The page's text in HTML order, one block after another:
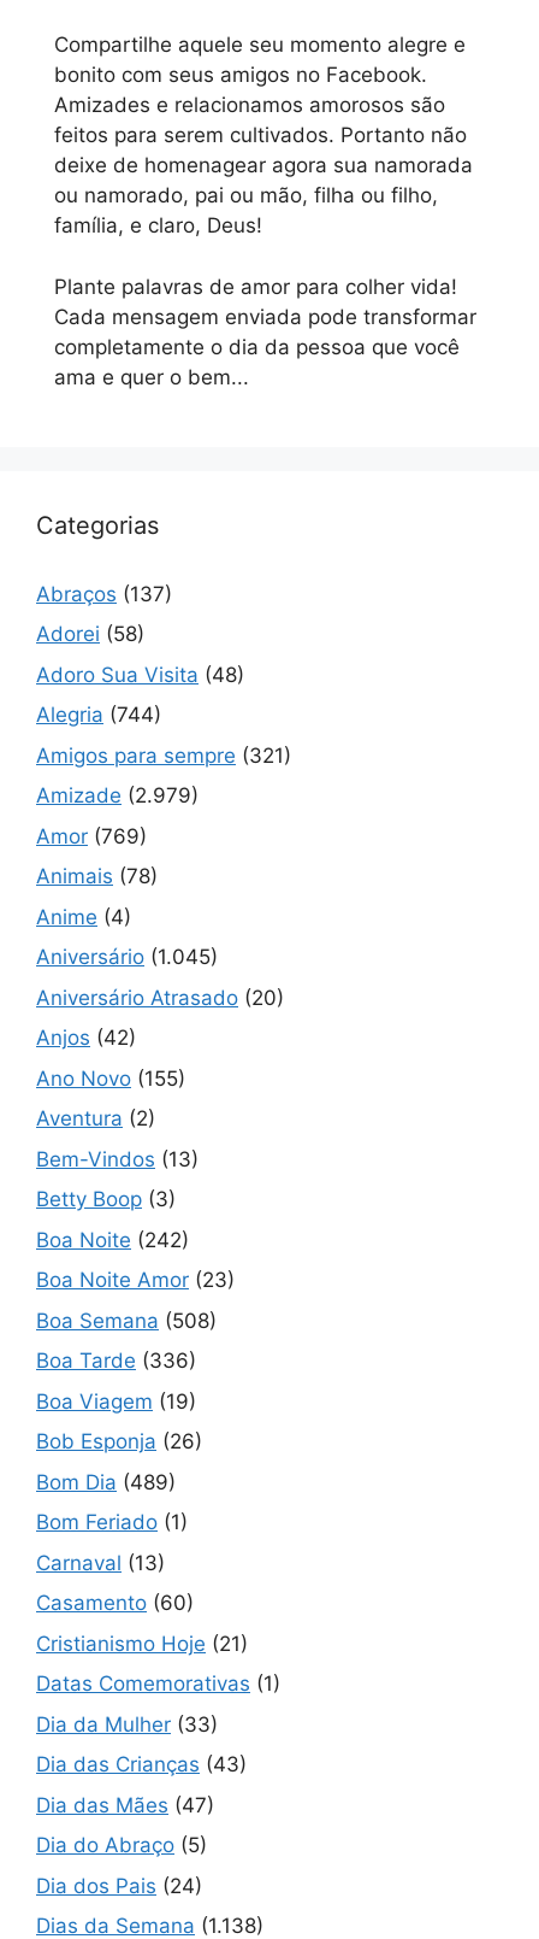
Compartilhe aquele seu momento alegre e
bonito com seus amigos no Facebook.
Amizades e relacionamos amorosos são
feitos para serem cultivados. Portanto não
deixe de homenagear agora sua namorada
ou namorado, pai ou mão, filha ou filho,
família, e claro, Deus!
Plante palavras de amor para colher vida!
Cada mensagem enviada pode transformar
completamente o dia da pessoa que você
ama e quer o bem...
Categorias
Abraços (137)
Adorei (58)
Adoro Sua Visita (48)
Alegria (744)
Amigos para sempre (321)
Amizade (2.979)
Amor (769)
Animais (78)
Anime (4)
Aniversário (1.045)
Aniversário Atrasado (20)
Anjos (42)
Ano Novo (155)
Aventura (2)
Bem-Vindos (13)
Betty Boop (3)
Boa Noite (242)
Boa Noite Amor (23)
Boa Semana (508)
Boa Tarde (336)
Boa Viagem (19)
Bob Esponja (26)
Bom Dia (489)
Bom Feriado (1)
Carnaval (13)
Casamento (60)
Cristianismo Hoje (21)
Datas Comemorativas (1)
Dia da Mulher (33)
Dia das Crianças (43)
Dia das Mães (47)
Dia do Abraço (5)
Dia dos Pais (24)
Dias da Semana (1.138)